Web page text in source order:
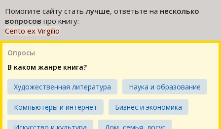
Помогите сайту статьлучше, ответьте на несколько
вопросов про книгу:
Cento ex Virgilio
Опросы
В каком жанре книга?
Художественная литература Наука и образование
Компьютеры и интернет Бизнес и экономика